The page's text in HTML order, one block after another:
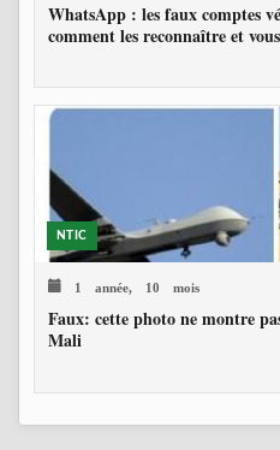
WhatsApp : les faux comptes
comment les reconnaître et
NTIC
1 année, 10 mois
Faux: cette photo ne montre
Mali